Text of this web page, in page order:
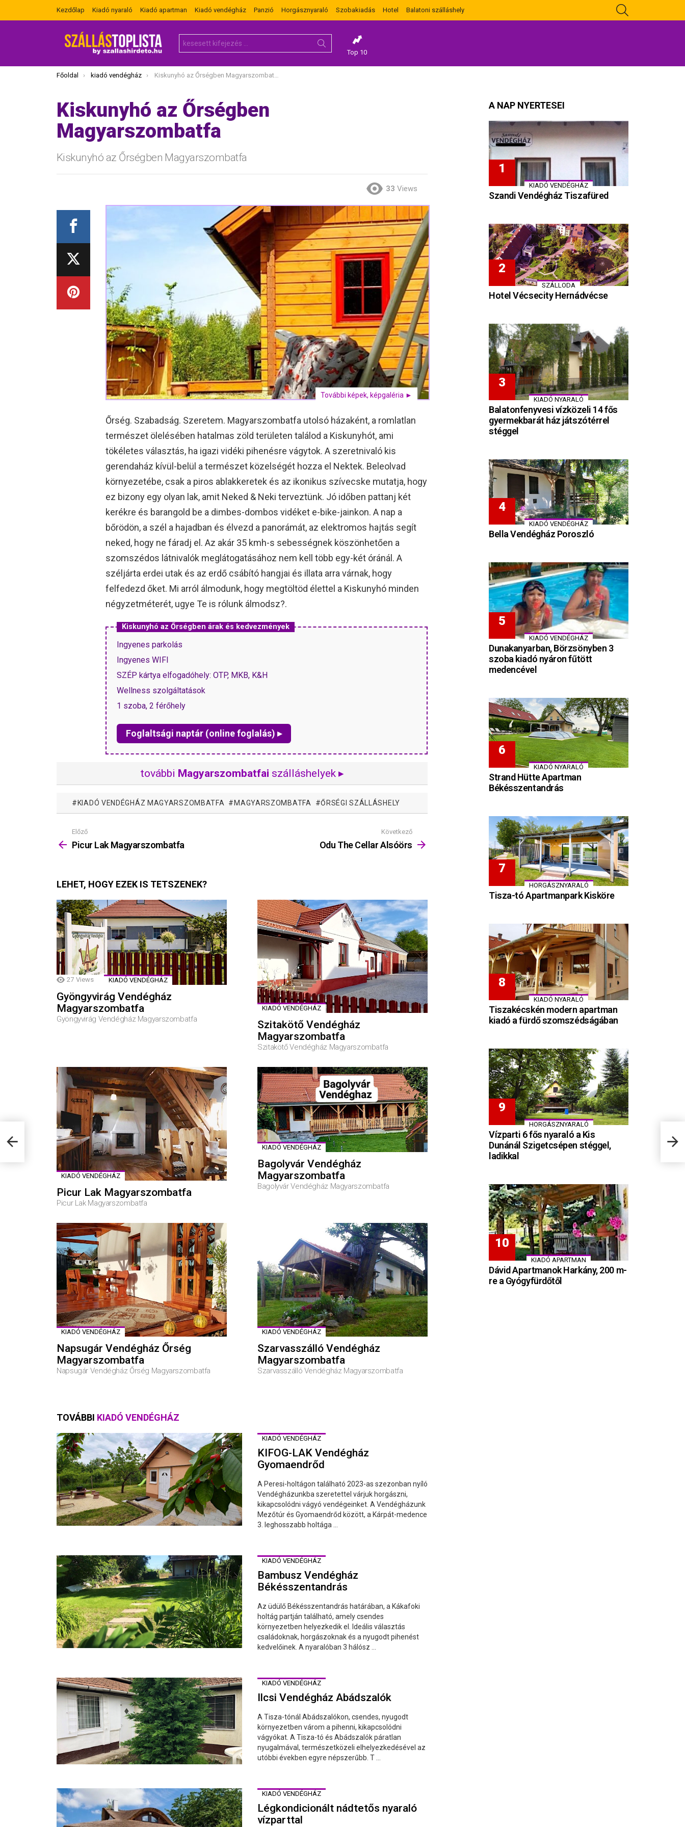
Kezdőlap Kiadó nyaraló Kiadó apartman Kiadó vendégház Panzió Horgásznyaraló Szobakiadás Hotel Balatoni szálláshely
for:
Top 10
Itt vagy most:
Főoldal kiadó vendégház Kiskunyhó az Őrségben Magyarszombatfa
Kiskunyhó az Őrségben
Magyarszombatfa
Kiskunyhó az Őrségben Magyarszombatfa
33 Views
További képek, képgaléria ►
Őrség. Szabadság. Szeretem. Magyarszombatfa utolsó házaként, a romlatlan
természet ölelésében hatalmas zöld területen találod a Kiskunyhót, ami
tökéletes választás, ha igazi vidéki pihenésre vágytok. A szeretnivaló kis
gerendaház kívül-belül a természet közelségét hozza el Nektek. Beleolvad
környezetébe, csak a piros ablakkeretek és az ikonikus szívecske mutatja, hogy
ez bizony egy olyan lak, amit Neked & Neki terveztünk. Jó időben pattanj két
kerékre és barangold be a dimbes-dombos vidéket e-bike-jainkon. A nap a
bőrödön, a szél a hajadban és élvezd a panorámát, az elektromos hajtás segít
neked, hogy ne fáradj el. Az akár 35 kmh-s sebességnek köszönhetően a
szomszédos látnivalók meglátogatásához nem kell több egy-két óránál. A
széljárta erdei utak és az erdő csábító hangjai és illata arra várnak, hogy
felfedezd őket. Mi arról álmodunk, hogy megtöltöd élettel a Kiskunyhó minden
négyzetméterét, ugye Te is rólunk álmodsz?.
Kiskunyhó az Őrségben árak és kedvezmények
Ingyenes parkolás
Ingyenes WIFI
SZÉP kártya elfogadóhely: OTP, MKB, K&H
Wellness szolgáltatások
1 szoba, 2 férőhely
Foglaltsági naptár (online foglalás) ▸
további Magyarszombatfai szálláshelyek ▸
KIADÓ VENDÉGHÁZ MAGYARSZOMBATFA MAGYARSZOMBATFA ŐRSÉGI SZÁLLÁSHELY
Mutass
többet
Előző
Picur Lak Magyarszombatfa
Következő
Odu The Cellar Alsóörs
LEHET, HOGY EZEK IS TETSZENEK?
27 Views KIADÓ VENDÉGHÁZ
Gyöngyvirág Vendégház
Magyarszombatfa
Gyöngyvirág Vendégház Magyarszombatfa
KIADÓ VENDÉGHÁZ
Szitakötő Vendégház
Magyarszombatfa
Szitakötő Vendégház Magyarszombatfa
KIADÓ VENDÉGHÁZ
Picur Lak Magyarszombatfa
Picur Lak Magyarszombatfa
KIADÓ VENDÉGHÁZ
Bagolyvár Vendégház
Magyarszombatfa
Bagolyvár Vendégház Magyarszombatfa
KIADÓ VENDÉGHÁZ
Napsugár Vendégház Őrség
Magyarszombatfa
Napsugár Vendégház Őrség Magyarszombatfa
KIADÓ VENDÉGHÁZ
Szarvasszálló Vendégház
Magyarszombatfa
Szarvasszálló Vendégház Magyarszombatfa
TOVÁBBI KIADÓ VENDÉGHÁZ
KIADÓ VENDÉGHÁZ
KIFOG-LAK Vendégház
Gyomaendrőd
A Peresi-holtágon található 2023-as szezonban nyíló
Vendégházunkba szeretettel várjuk horgászni,
kikapcsolódni vágyó vendégeinket. A Vendégházunk
Mezőtúr és Gyomaendrőd között, a Kárpát-medence
3. leghosszabb holtága ...
KIADÓ VENDÉGHÁZ
Bambusz Vendégház
Békésszentandrás
Az üdülő Békésszentandrás határában, a Kákafoki
holtág partján található, amely csendes
környezetben helyezkedik el. Ideális választás
családoknak, horgászoknak és a nyugodt pihenést
kedvelőinek. A nyaralóban 3 hálósz ...
KIADÓ VENDÉGHÁZ
Ilcsi Vendégház Abádszalók
A Tisza-tónál Abádszalókon, csendes, nyugodt
környezetben várom a pihenni, kikapcsolódni
vágyókat. A Tisza-tó és Abádszalók páratlan
nyugalmával, természetközeli elhelyezkedésével az
utóbbi években egyre népszerűbb. T ...
KIADÓ VENDÉGHÁZ
Légkondicionált nádtetős nyaraló
vízparttal
Odu
A NAP NYERTESEI
KIADÓ VENDÉGHÁZ
Szandi Vendégház Tiszafüred
SZÁLLODA
Hotel Vécsecity Hernádvécse
KIADÓ NYARALÓ
Balatonfenyvesi vízközeli 14 fős
gyermekbarát ház játszótérrel
stéggel
KIADÓ VENDÉGHÁZ
Bella Vendégház Poroszló
KIADÓ VENDÉGHÁZ
Dunakanyarban, Börzsönyben 3
szoba kiadó nyáron fűtött
medencével
KIADÓ NYARALÓ
Strand Hütte Apartman
Békésszentandrás
HORGÁSZNYARALÓ
Tisza-tó Apartmanpark Kisköre
KIADÓ NYARALÓ
Tiszakécskén modern apartman
kiadó a fürdő szomszédságában
HORGÁSZNYARALÓ
Vízparti 6 fős nyaraló a Kis
Dunánál Szigetcsépen stéggel,
ladikkal
KIADÓ APARTMAN
Dávid Apartmanok Harkány, 200 m-
re a Gyógyfürdőtől